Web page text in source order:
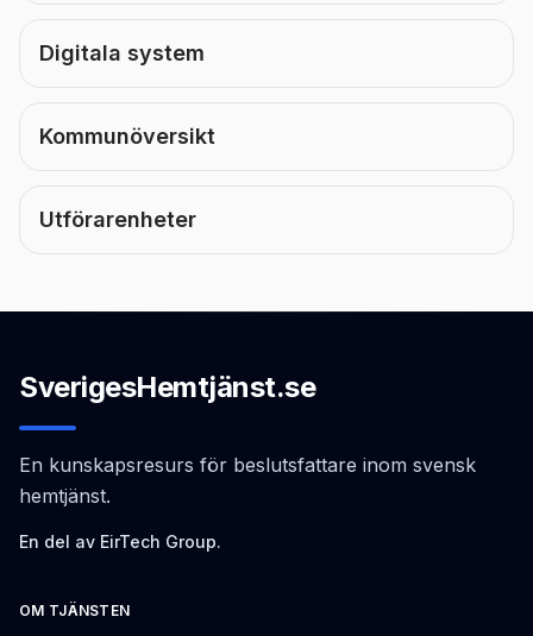
Digitala system
Kommunöversikt
Utförarenheter
SverigesHemtjänst.se
En kunskapsresurs för beslutsfattare inom svensk
hemtjänst.
En del av EirTech Group.
OM TJÄNSTEN